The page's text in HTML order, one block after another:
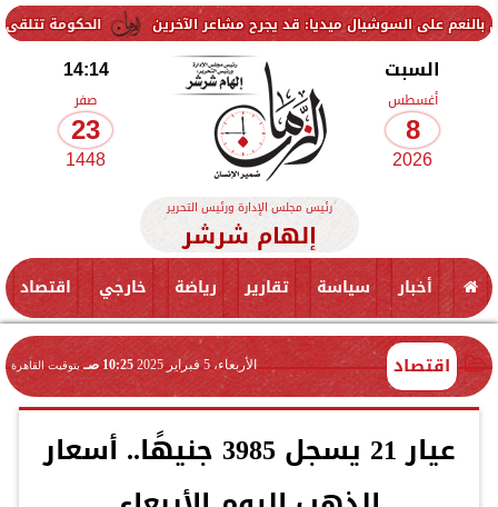
الحكومة تتلقى 229 ألف شكوى وطلب واستفسار خلال يوليو.. ومدبولي يوجه بسرعة الاستجابة للمواطنين ميديا: قد يجرح مشاعر الآخرين
السبت
أغسطس
8
2026
14:14
صفر
23
1448
رئيس مجلس الإدارة ورئيس التحرير
إلهام شرشر
أخبار سياسة تقارير رياضة خارجي اقتصاد
اقتصاد الأربعاء، 5 فبراير 2025 10:25 صـ بتوقيت القاهرة
عيار 21 يسجل 3985 جنيهًا.. أسعار